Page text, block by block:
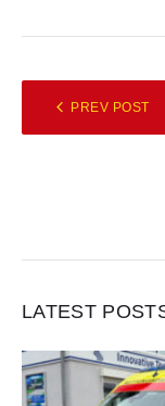
PREV POST
LATEST